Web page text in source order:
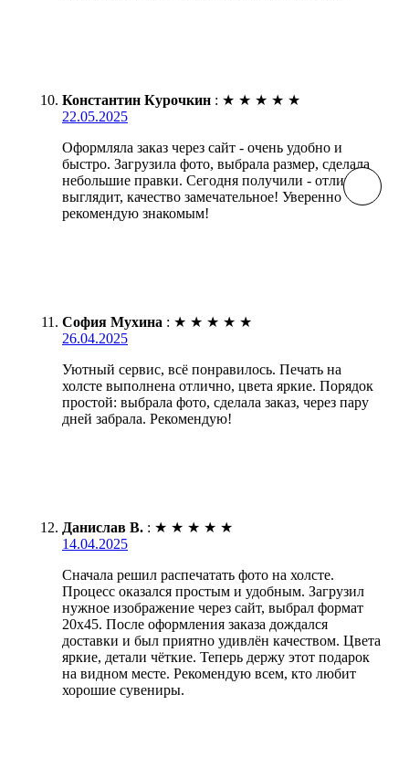
Константин Курочкин : ★ ★ ★ ★ ★
22.05.2025
Оформляла заказ через сайт - очень удобно и
быстро. Загрузила фото, выбрала размер, сделала
небольшие правки. Сегодня получили - отлично
выглядит, качество замечательное! Уверенно
рекомендую знакомым!
София Мухина : ★ ★ ★ ★ ★
26.04.2025
Уютный сервис, всё понравилось. Печать на
холсте выполнена отлично, цвета яркие. Порядок
простой: выбрала фото, сделала заказ, через пару
дней забрала. Рекомендую!
Данислав В. : ★ ★ ★ ★ ★
14.04.2025
Сначала решил распечатать фото на холсте.
Процесс оказался простым и удобным. Загрузил
нужное изображение через сайт, выбрал формат
20х45. После оформления заказа дождался
доставки и был приятно удивлён качеством. Цвета
яркие, детали чёткие. Теперь держу этот подарок
на видном месте. Рекомендую всем, кто любит
хорошие сувениры.